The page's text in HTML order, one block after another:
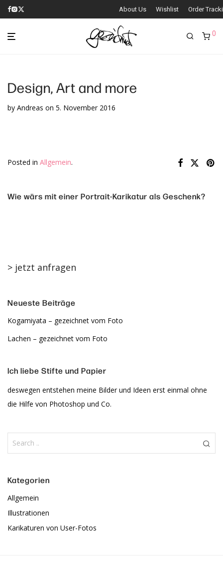
About Us Wishlist Order
0
Design, Art and more
by Andreas on 5. November 2016
Posted in Allgemein.
Wie wärs mit einer Portrait-Karikatur als Geschenk?
> jetzt anfragen
Neueste Beiträge
Kogamiyata – gezeichnet vom Foto
Lachen – gezeichnet vom Foto
Ich liebe Stifte und Papier
deswegen entstehen meine Bilder und Ideen erst einmal ohne
die Hilfe von Photoshop und Co.
Kategorien
Allgemein
Illustrationen
Karikaturen von User-Fotos